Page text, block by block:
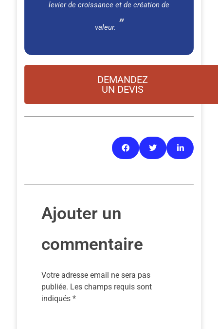
levier de croissance et de création de
valeur.
DEMANDEZ
UN DEVIS
Ajouter un
commentaire
Votre adresse email ne sera pas
publiée. Les champs requis sont
indiqués *